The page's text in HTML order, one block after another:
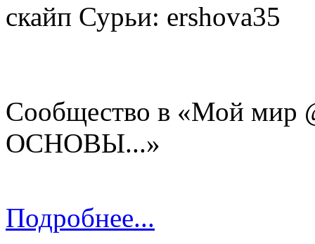
скайп Сурьи: ershova35
Сообщество в «Мой
ОСНОВЫ...»
Подробнее...